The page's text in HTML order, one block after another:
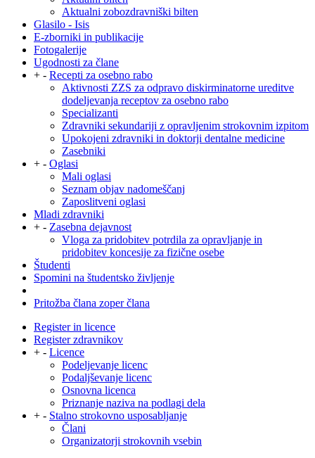
Aktualni zobozdravniški bilten
Glasilo - Isis
E-zborniki in publikacije
Fotogalerije
Ugodnosti za člane
+ - Recepti za osebno rabo
Aktivnosti ZZS za odpravo diskirminatorne ureditve
dodeljevanja receptov za osebno rabo
Specializanti
Zdravniki sekundariji z opravljenim strokovnim izpitom
Upokojeni zdravniki in doktorji dentalne medicine
Zasebniki
+ - Oglasi
Mali oglasi
Seznam objav nadomeščanj
Zaposlitveni oglasi
Mladi zdravniki
+ - Zasebna dejavnost
Vloga za pridobitev potrdila za opravljanje in
pridobitev koncesije za fizične osebe
Študenti
Spomini na študentsko življenje
Pritožba člana zoper člana
Register in licence
Register zdravnikov
+ - Licence
Podeljevanje licenc
Podaljševanje licenc
Osnovna licenca
Priznanje naziva na podlagi dela
+ - Stalno strokovno usposabljanje
Člani
Organizatorji strokovnih vsebin